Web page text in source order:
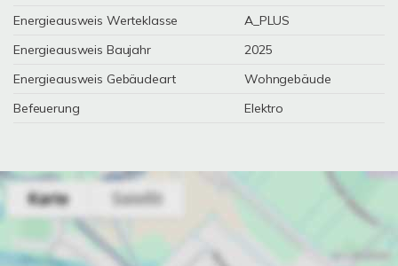
Energieausweis Werteklasse
A_PLUS
Energieausweis Baujahr
2025
Energieausweis Gebäudeart
Wohngebäude
Befeuerung
Elektro